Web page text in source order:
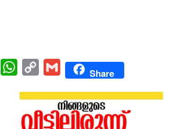
Twitter WhatsAppCopy
Gmail Share